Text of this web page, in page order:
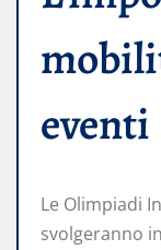
eventi
Le Olimpiadi
svolgeranno